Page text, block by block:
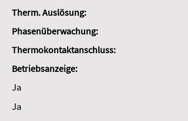
Therm. Auslösung:
Phasenüberwachung:
Thermokontaktanschluss:
Betriebsanzeige:
Ja
Ja